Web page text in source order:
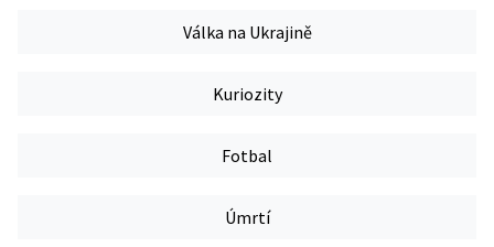
Válka na Ukrajině
Kuriozity
Fotbal
Úmrtí